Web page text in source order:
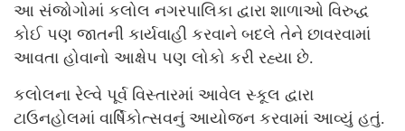
આ સંજોગોમાં કલોલ નગરપાલિકા દ્વારા શાળાઓ વિરુદ્ધ
કોઈ પણ જાતની કાર્યવાહી કરવાને બદલે તેને છાવરવામાં
આવતા હોવાનો આક્ષેપ પણ લોકો કરી રહ્યા છે.
કલોલના રેલ્વે પૂર્વ વિસ્તારમાં આવેલ સ્કૂલ દ્વારા
ટાઉનહોલમાં વાર્ષિકોત્સવનું આયોજન કરવામાં આવ્યું હતું.